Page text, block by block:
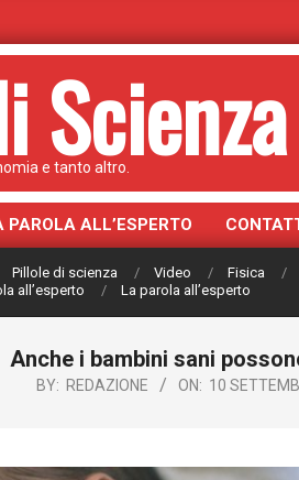
Scienza
e tanto altro.
PAROLA ALL’ESPERTO
Pillole di scienza Video Fisica
all’esperto La parola all’esperto
Anche i bambini sani
BY: REDAZIONE ON: 10